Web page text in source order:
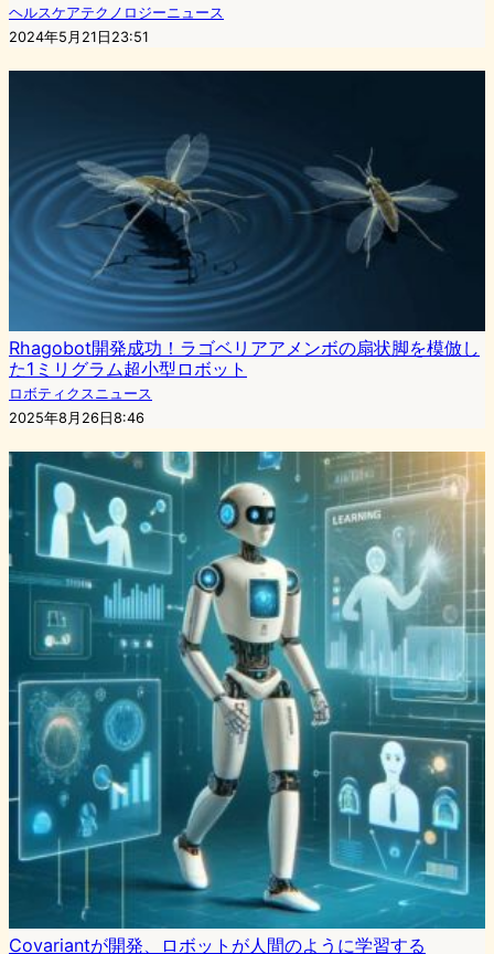
ヘルスケアテクノロジーニュース
2024年5月21日23:51
Rhagobot開発成功！ラゴベリアアメンボの扇状脚を模倣し
た1ミリグラム超小型ロボット
ロボティクスニュース
2025年8月26日8:46
Covariantが開発、ロボットが人間のように学習する